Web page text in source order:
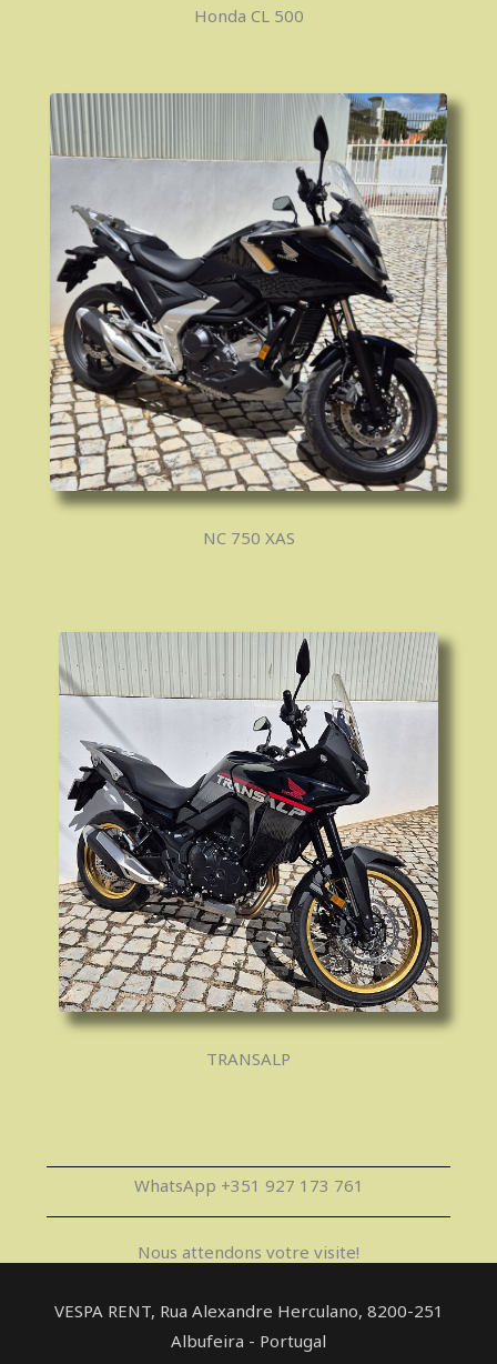
Honda CL 500
NC 750 XAS
TRANSALP
WhatsApp +351 927 173 761
Nous attendons votre visite!
VESPA RENT, Rua Alexandre Herculano, ​8200-251
Albufeira - Portugal